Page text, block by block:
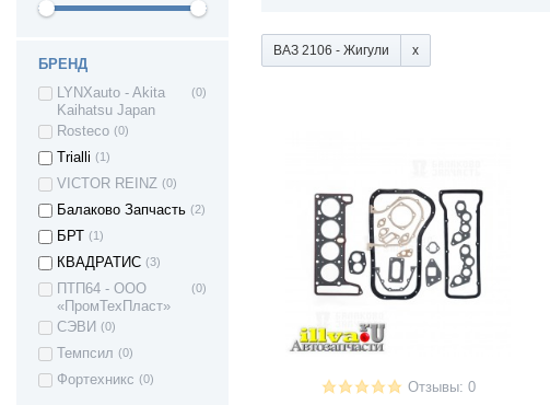
БРЕНД
LYNXauto - Akita
Kaihatsu Japan
(0)
Rosteco (0)
Trialli (1)
VICTOR REINZ (0)
Балаково Запчасть (2)
БРТ (1)
КВАДРАТИС (3)
ПТП64 - ООО
«ПромТехПласт»
(0)
СЭВИ (0)
Темпсил (0)
Фортехникс (0)
ВАЗ 2106 - Жигули
Отзывы: 0